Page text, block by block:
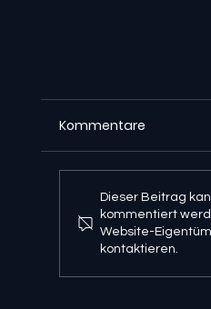
Kommentare
Dieser Beitrag
kommentiert
Website-
kontaktieren.